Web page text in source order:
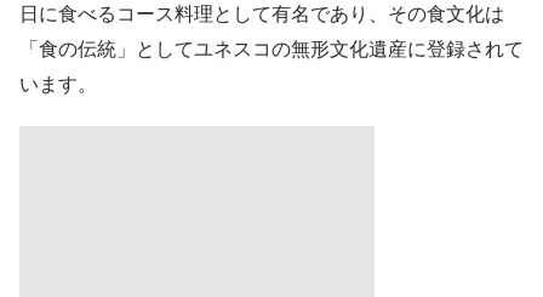
日に食べるコース料理として有名であり、その食文化は
「食の伝統」としてユネスコの無形文化遺産に登録されて
います。